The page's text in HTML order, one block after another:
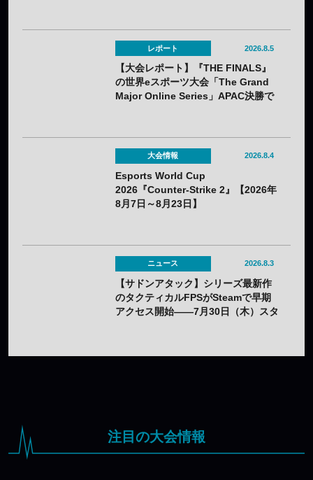
レポート 2026.8.5
【大会レポート】『THE FINALS』
の世界eスポーツ大会「The Grand
Major Online Series」APAC決勝で
大会情報 2026.8.4
Esports World Cup
2026『Counter-Strike 2』【2026年
8月7日～8月23日】
ニュース 2026.8.3
【サドンアタック】シリーズ最新作
のタクティカルFPSがSteamで早期
アクセス開始——7月30日（木）スタ
注目の大会情報